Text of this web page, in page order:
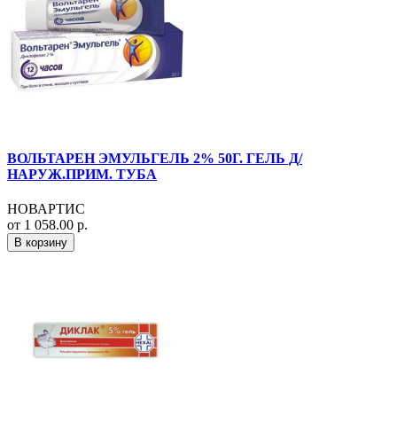
ВОЛЬТАРЕН ЭМУЛЬГЕЛЬ 2% 50Г. ГЕЛЬ Д/
НАРУЖ.ПРИМ. ТУБА
НОВАРТИС
от 1 058.00 р.
В корзину